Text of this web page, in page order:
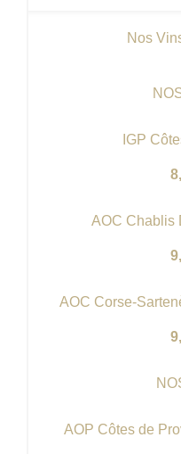
Nos
IGP
AOC Chablis
AOC Corse-
AOP Côtes de